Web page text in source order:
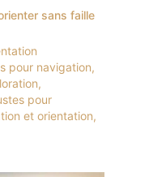
sans faille
pour navigation,
,
pour
et orientation,